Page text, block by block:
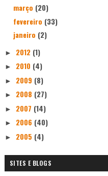
março (20)
fevereiro (33)
janeiro (2)
► 2012 (1)
► 2010 (4)
► 2009 (8)
► 2008 (27)
► 2007 (14)
► 2006 (40)
► 2005 (4)
SITES E BLOGS